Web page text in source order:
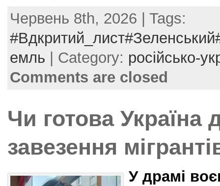
Червень 8th, 2026 | Tags:
емль | Category: російсько-
Comments are closed
Чи готова Україна
завезення
У драмі